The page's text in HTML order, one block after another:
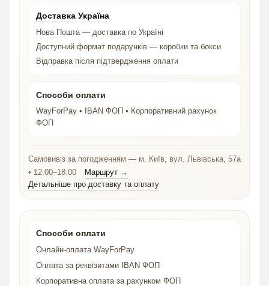
Доставка Україна
Нова Пошта — доставка по Україні
Доступний формат подарунків — коробки та бокси
Відправка після підтвердження оплати
Способи оплати
WayForPay • IBAN ФОП • Корпоративний рахунок
ФОП
Самовивіз за погодженням — м. Київ, вул. Львівська, 57а
• 12:00–18:00
Маршрут →
Детальніше про доставку та оплату
Способи оплати
Онлайн-оплата WayForPay
Оплата за реквізитами IBAN ФОП
Корпоративна оплата за рахунком ФОП